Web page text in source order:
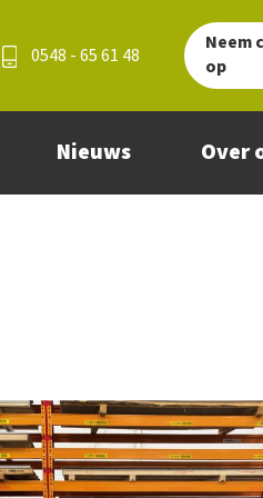
0548 - 65 61 48
Neem
op
Nieuws Over